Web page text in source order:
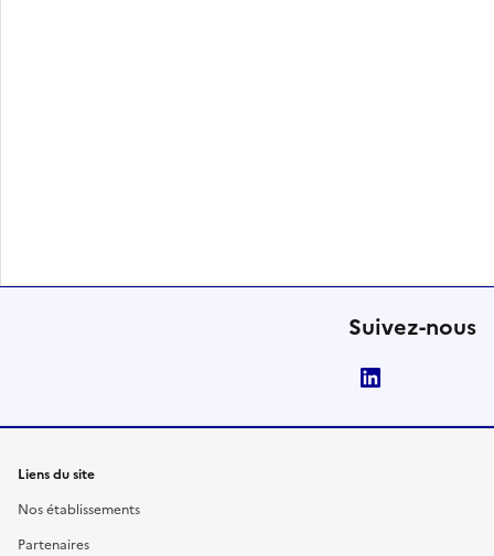
Suivez-nous
Liens du site
Nos établissements
Partenaires